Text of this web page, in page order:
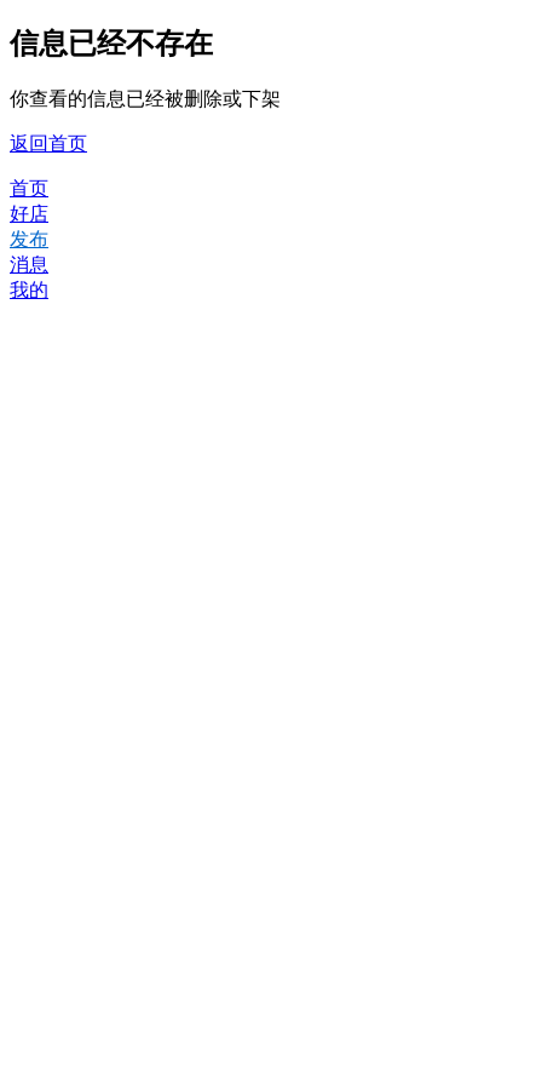
信息已经不存在
你查看的信息已经被删除或下架
返回首页
首页
好店
发布
消息
我的